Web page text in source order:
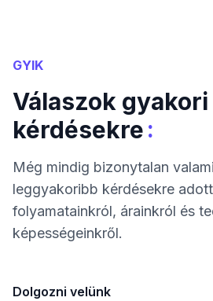
GYIK
Válaszok gyakori
kérdésekre:
Még mindig bizonytalan
leggyakoribb kérdésekre
folyamatainkról, árainkról és
képességeinkről.
Dolgozni velünk